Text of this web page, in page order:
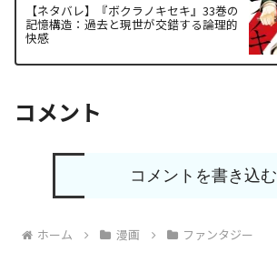
【ネタバレ】『ボクラノキセキ』33巻の
記憶構造：過去と現世が交錯する論理的
快感
コメント
コメントを書き込む
ホーム 漫画 ファンタジー